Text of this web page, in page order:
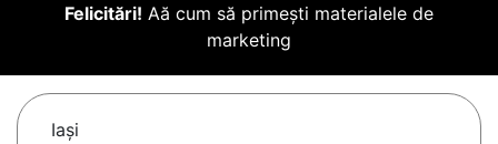
Felicitări! Aă cum să primești materialele de
marketing
Iaşi